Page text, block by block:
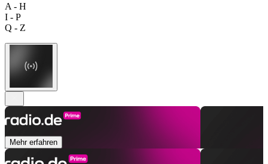
A - H
I - P
Q - Z
Mehr erfahren